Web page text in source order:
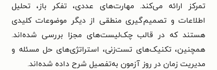
تمرکز ارائه می‌کند. مهارت‌های عددی، تفکر باز، تحلیل
اطلاعات و تصمیم‌گیری منطقی از دیگر موضوعات کلیدی
هستند که در قالب چک‌لیست‌های مجزا بررسی شده‌اند.
همچنین، تکنیک‌های تست‌زنی، استراتژی‌های حل مسئله و
مدیریت زمان در روز آزمون به‌تفصیل شرح داده شده‌اند.